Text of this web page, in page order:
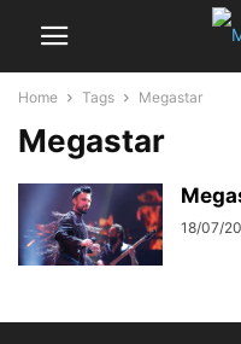
Home Tags Megastar
Megastar
18/07/